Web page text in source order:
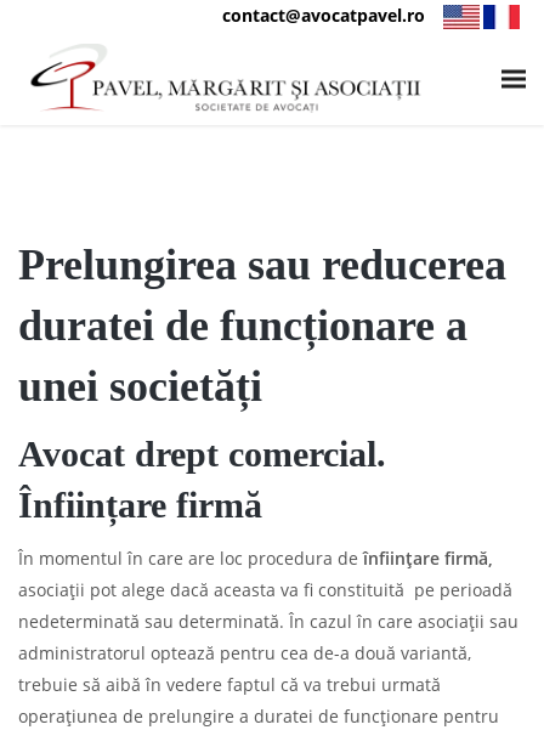
contact@avocatpavel.ro
Prelungirea sau reducerea
duratei de funcționare a
unei societăți
Avocat drept comercial.
Înființare firmă
În momentul în care are loc procedura de înființare firmă,
asociații pot alege dacă aceasta va fi constituită pe perioadă
nedeterminată sau determinată. În cazul în care asociații sau
administratorul optează pentru cea de-a două variantă,
trebuie să aibă în vedere faptul că va trebui urmată
operațiunea de prelungire a duratei de funcționare pentru